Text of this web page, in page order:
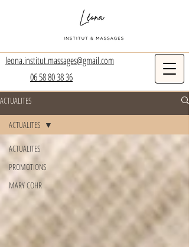
leona.institut.massages@gmail.com
06 58 80 38 36
ACTUALITES
ACTUALITES
PROMOTIONS
MARY COHR
ACTUALITES